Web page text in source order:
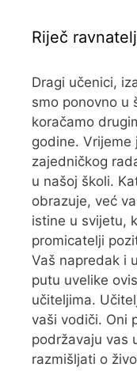
Riječ
Dragi učenici,
smo ponovno u
koračamo
godine. Vrijeme
zajedničkog
u našoj školi.
obrazuje, već
istine u svijetu,
promicatelji
Vaš napredak i
putu uvelike
učiteljima.
vaši vodiči. Oni
podržavaju vas
razmišljati o